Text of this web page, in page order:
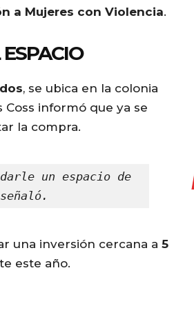
a Mujeres con Violencia.
, se ubica en la colonia
Coss informó que ya se
la compra.
un espacio de
una inversión cercana a 5
este año.